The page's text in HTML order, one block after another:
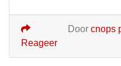
Door cnops
Reageer